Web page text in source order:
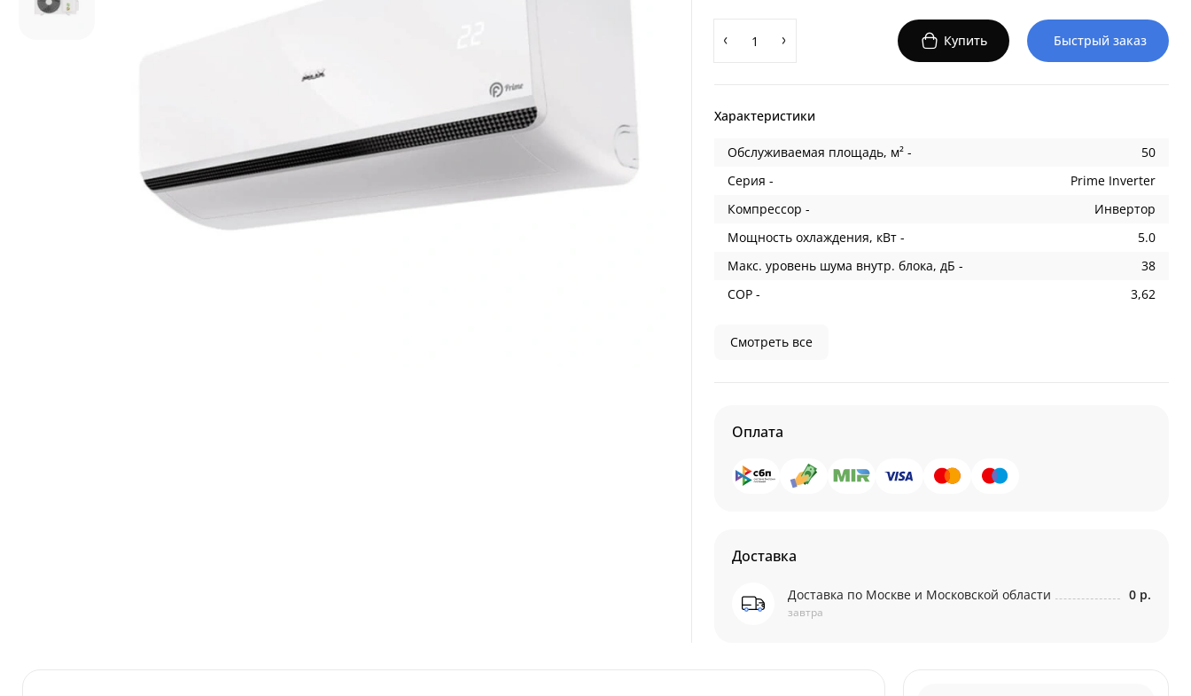
Купить Быстрый заказ
Характеристики
Обслуживаемая площадь, м² -
50
Серия -
Prime Inverter
Компрессор -
Инвертор
Мощность охлаждения, кВт -
5.0
Макс. уровень шума внутр. блока, дБ -
38
COP -
3,62
Смотреть все
Оплата
Доставка
Доставка по Москве и Московской области
завтра
0 р.